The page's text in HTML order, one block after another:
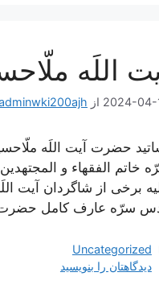
اللَه
2024-04- از
حضرت آیت اللَه
خاتم الفقهاء و
برخی از شاگردان آیت
سرّه عارف کامل
دسته‌ها
Uncategorized
دیدگاهتان را بنویسید